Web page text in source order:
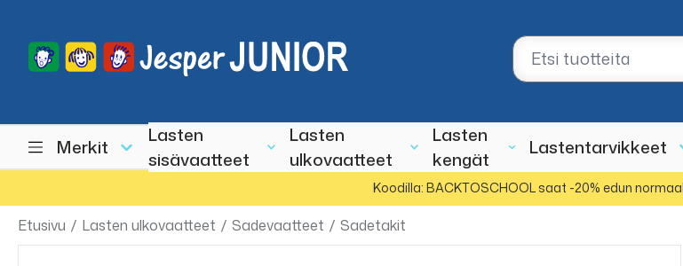
Merkit
Lasten
sisävaatteet
Lasten
ulkovaatteet
Lasten
kengät
Lastentarvikkeet
Koodilla: BACKTOSCHOOL saat -20% edun
Etusivu / Lasten ulkovaatteet / Sadevaatteet / Sadetakit